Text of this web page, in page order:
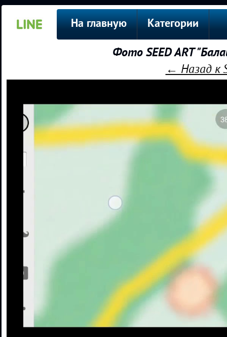
На главную Категории
Фото SEED ART
← Назад к